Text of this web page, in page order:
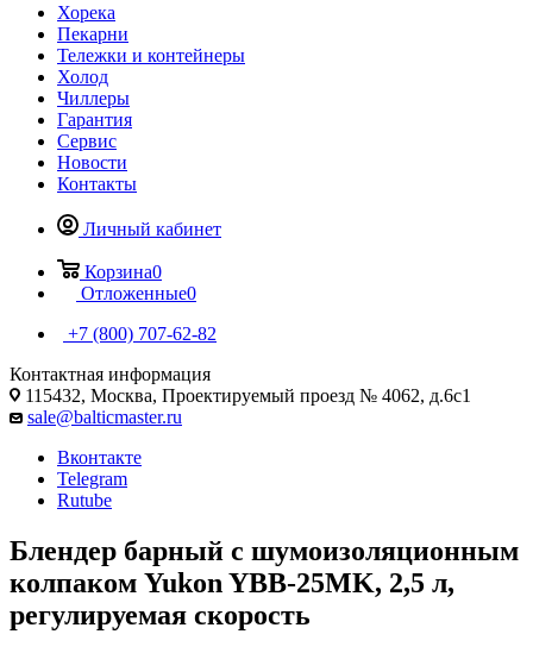
Хорека
Пекарни
Тележки и контейнеры
Холод
Чиллеры
Гарантия
Сервис
Новости
Контакты
Личный кабинет
Корзина0
Отложенные0
+7 (800) 707-62-82
Контактная информация
115432, Москва, Проектируемый проезд № 4062, д.6с1
sale@balticmaster.ru
Вконтакте
Telegram
Rutube
Блендер барный с шумоизоляционным
колпаком Yukon YBB-25MK, 2,5 л,
регулируемая скорость